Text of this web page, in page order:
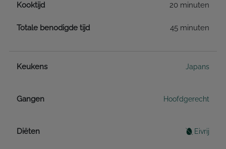
Kooktijd 20 minuten
Totale benodigde tijd 45 minuten
Keukens Japans
Gangen Hoofdgerecht
Diëten Eivrij